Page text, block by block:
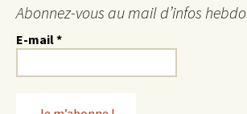
Abonnez-vous au mail d’infos hebdo
E-mail*